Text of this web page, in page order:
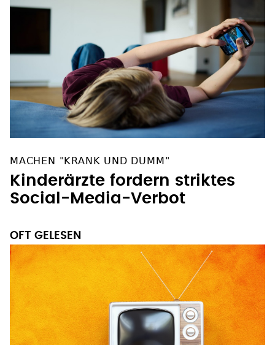
MACHEN "KRANK UND DUMM"
Kinderärzte fordern striktes
Social-Media-Verbot
OFT GELESEN